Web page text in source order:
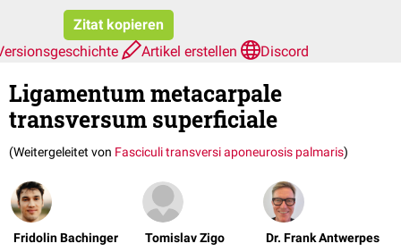
Zitat kopieren
Artikel erstellen Discord
Ligamentum metacarpale
transversum superficiale
(Weitergeleitet von Fasciculi transversi aponeurosis palmaris)
Fridolin Bachinger Tomislav Zigo Dr. Frank Antwerpes